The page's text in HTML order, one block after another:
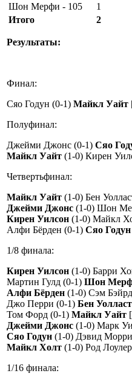
Шон Мерфи - 105
1
Итого
2
Результаты:
Финал:
Сяо Годун (0-1) Майкл Уайт
Полуфинал:
Джейми Джонс (0-1) Сяо
Майкл Уайт (1-0) Кирен
Четвертьфинал:
Майкл Уайт (1-0) Бен
Джейми Джонс (1-0) Шон
Кирен Уилсон (1-0) Майкл
Алфи Бёрден (0-1) Сяо Годун
1/8 финала:
Кирен Уилсон (1-0) Барри
Мартин Гулд (0-1) Шон
Алфи Бёрден (1-0) Сэм
Джо Перри (0-1) Бен
Том Форд (0-1) Майкл Уайт
Джейми Джонс (1-0) Марк
Сяо Годун (1-0) Дэвид
Майкл Холт (1-0) Род
1/16 финала: